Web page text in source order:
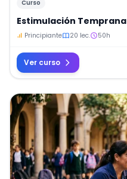
Curso
Estimulación Temprana
Principiante 20 lec. 50h
Ver curso